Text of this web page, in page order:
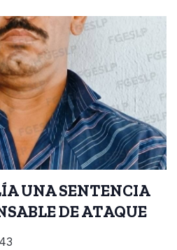
UNA SENTENCIA
DE ATAQUE
43